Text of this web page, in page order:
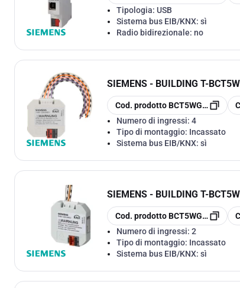
Tipologia: USB
Sistema bus EIB/KNX: sì
Radio bidirezionale: no
SIEMENS - BUILDING T-
copia
Cod. prodotto BCT5WG1220-
Numero di ingressi: 4
Tipo di montaggio: Incassato
Sistema bus EIB/KNX: sì
SIEMENS - BUILDING T-
copia
Cod. prodotto BCT5WG1220-
Numero di ingressi: 2
Tipo di montaggio: Incassato
Sistema bus EIB/KNX: sì